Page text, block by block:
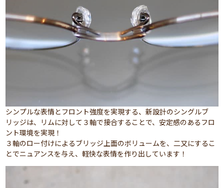
シンプルな表情とフロント強度を実現する、新設計のシングルブ
リッジは、リムに対して３軸で接合することで、安定感のあるフロ
ント環境を実現！
３軸のロー付けによるブリッジ上面のボリュームを、二又にするこ
とでニュアンスを与え、軽快な表情を作り出しています！